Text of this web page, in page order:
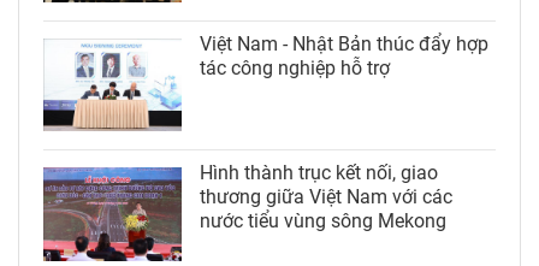
Việt Nam - Nhật Bản thúc đẩy hợp
tác công nghiệp hỗ trợ
Hình thành trục kết nối, giao
thương giữa Việt Nam với các
nước tiểu vùng sông Mekong